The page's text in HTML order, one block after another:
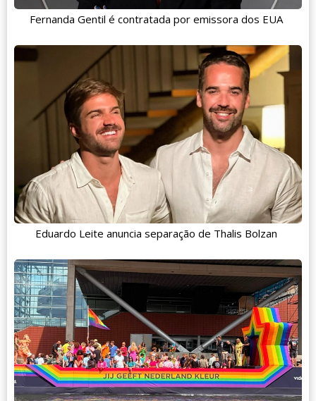
Fernanda Gentil é contratada por emissora dos EUA
Eduardo Leite anuncia separação de Thalis Bolzan